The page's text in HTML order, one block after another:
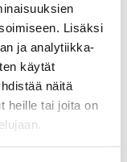
Lisäksi
ja analytiikka-
käytät
näitä
heille tai joita on
naispelaajille
Palkintona
jaetaan 7
samassa